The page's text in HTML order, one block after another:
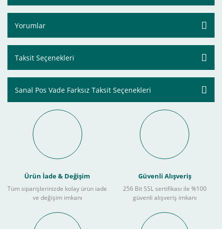
Yorumlar
Taksit Seçenekleri
Sanal Pos Vade Farksız Taksit Seçenekleri
Ürün İade & Değişim
Tüm siparişlerinizde kolay ürün iade
ve değişim imkanı
Güvenli Alışveriş
256 Bit SSL sertifikası ile %100
güvenli alışveriş imkanı